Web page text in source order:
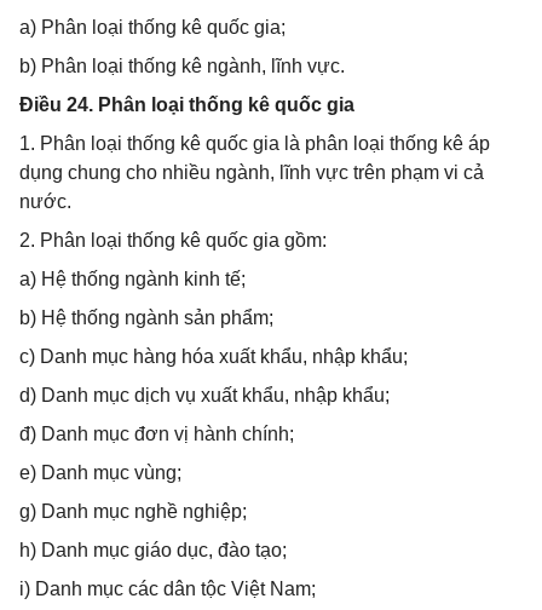
a) Phân loại thống kê quốc gia;
b) Phân loại thống kê ngành, lĩnh vực.
Điều 24. Phân loại thống kê quốc gia
1. Phân loại thống kê quốc gia là phân loại thống kê áp
dụng chung cho nhiều ngành, lĩnh vực trên phạm vi cả
nước.
2. Phân loại thống kê quốc gia gồm:
a) Hệ thống ngành kinh tế;
b) Hệ thống ngành sản phẩm;
c) Danh mục hàng hóa xuất khẩu, nhập khẩu;
d) Danh mục dịch vụ xuất khẩu, nhập khẩu;
đ) Danh mục đơn vị hành chính;
e) Danh mục vùng;
g) Danh mục nghề nghiệp;
h) Danh mục giáo dục, đào tạo;
i) Danh mục các dân tộc Việt Nam;